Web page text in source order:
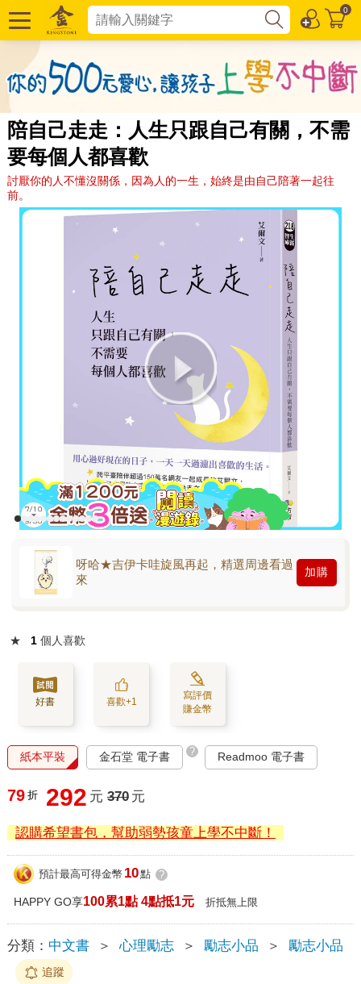
0
陪自己走走：人生只跟自己有關，不需
要每個人都喜歡
討厭你的人不懂沒關係，因為人的一生，始終是由自己陪著一起往
前。
呀哈★吉伊卡哇旋風再起，精選周邊看過
來
加購
★ 1 個人喜歡
好書 喜歡+1
寫評價
賺金幣
紙本平裝 金石堂 電子書 ? Readmoo 電子書
79 折 292 元 370 元
認購希望書包，幫助弱勢孩童上學不中斷！
預計最高可得金幣 10點 ?
HAPPY GO享100累1點 4點抵1元 折抵無上限
分類： 中文書 ＞ 心理勵志 ＞ 勵志小品 ＞ 勵志小品
追蹤